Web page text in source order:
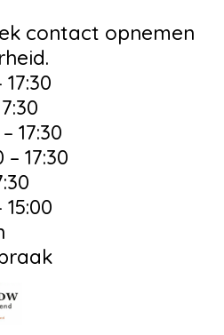
contact opnemen
17:30
17:30